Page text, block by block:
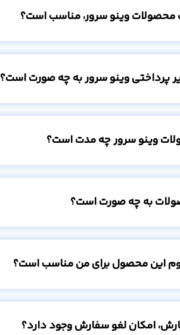
محصولات وینو سرور، مناسب است؟
پرداختی وینو سرور به چه صورت است؟
وینو سرور چه مدت است؟
به چه صورت است؟
این محصول برای من مناسب است؟
امکان لغو سفارش وجود دارد؟